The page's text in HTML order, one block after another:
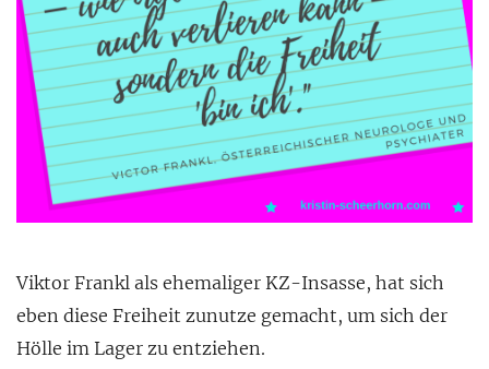
Viktor Frankl als ehemaliger KZ-Insasse, hat sich
eben diese Freiheit zunutze gemacht, um sich der
Hölle im Lager zu entziehen.